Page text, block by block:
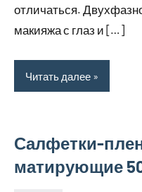
отличаться.
макияжа с глаз и […]
Читать далее
Салфетки-
матирующие